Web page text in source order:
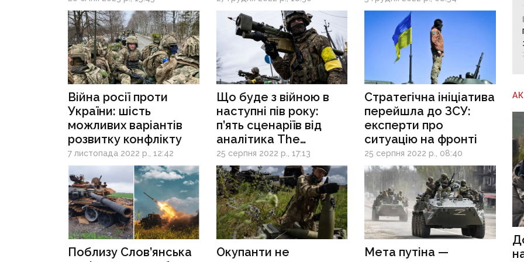
2023 році
Війна росії проти
України: шість
можливих варіантів
розвитку конфлікту
7 листопада 2022 р., 12:42
Що буде з війною в
наступні пів року:
п’ять сценаріїв від
аналітика The
Guardian
25 серпня 2022 р., 17:13
Стратегічна ініціатива
перейшла до ЗСУ:
експерти про
ситуацію на фронті
25 серпня 2022 р., 08:40
Поблизу Слов’янська
Окупанти не
Мета путіна —